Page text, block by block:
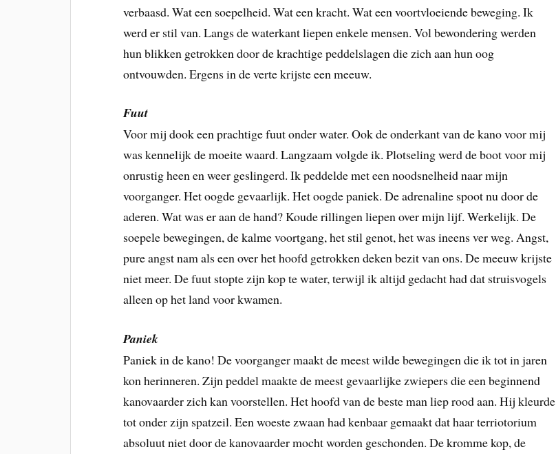
verbaasd. Wat een soepelheid. Wat een kracht. Wat een voortvloeiende beweging. Ik
werd er stil van. Langs de waterkant liepen enkele mensen. Vol bewondering werden
hun blikken getrokken door de krachtige peddelslagen die zich aan hun oog
ontvouwden. Ergens in de verte krijste een meeuw.
Fuut
Voor mij dook een prachtige fuut onder water. Ook de onderkant van de kano voor mij
was kennelijk de moeite waard. Langzaam volgde ik. Plotseling werd de boot voor mij
onrustig heen en weer geslingerd. Ik peddelde met een noodsnelheid naar mijn
voorganger. Het oogde gevaarlijk. Het oogde paniek. De adrenaline spoot nu door de
aderen. Wat was er aan de hand? Koude rillingen liepen over mijn lijf. Werkelijk. De
soepele bewegingen, de kalme voortgang, het stil genot, het was ineens ver weg. Angst,
pure angst nam als een over het hoofd getrokken deken bezit van ons. De meeuw krijste
niet meer. De fuut stopte zijn kop te water, terwijl ik altijd gedacht had dat struisvogels
alleen op het land voor kwamen.
Paniek
Paniek in de kano! De voorganger maakt de meest wilde bewegingen die ik tot in jaren
kon herinneren. Zijn peddel maakte de meest gevaarlijke zwiepers die een beginnend
kanovaarder zich kan voorstellen. Het hoofd van de beste man liep rood aan. Hij kleurde
tot onder zijn spatzeil. Een woeste zwaan had kenbaar gemaakt dat haar terriotorium
absoluut niet door de kanovaarder mocht worden geschonden. De kromme kop, de